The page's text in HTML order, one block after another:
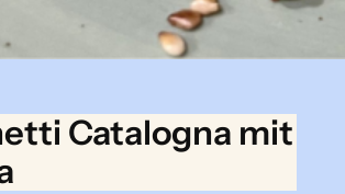
Catalogna mit